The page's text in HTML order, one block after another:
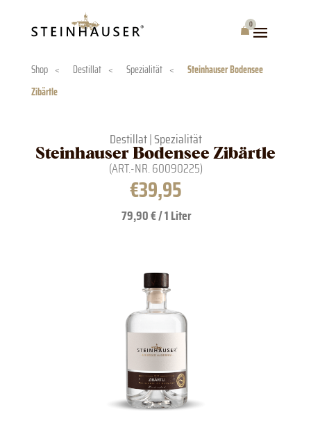
0
Warenkorb
Shop < Destillat < Spezialität <
Steinhauser Bodensee
Zibärtle
Destillat|Spezialität
Steinhauser Bodensee Zibärtle
(ART.-NR.60090225)
€39,95
79,90 € / 1 Liter